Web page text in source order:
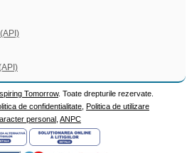
Tomorrow. Toate drepturile rezervate.
de confidentialitate Politica de utilizare
personal ANPC